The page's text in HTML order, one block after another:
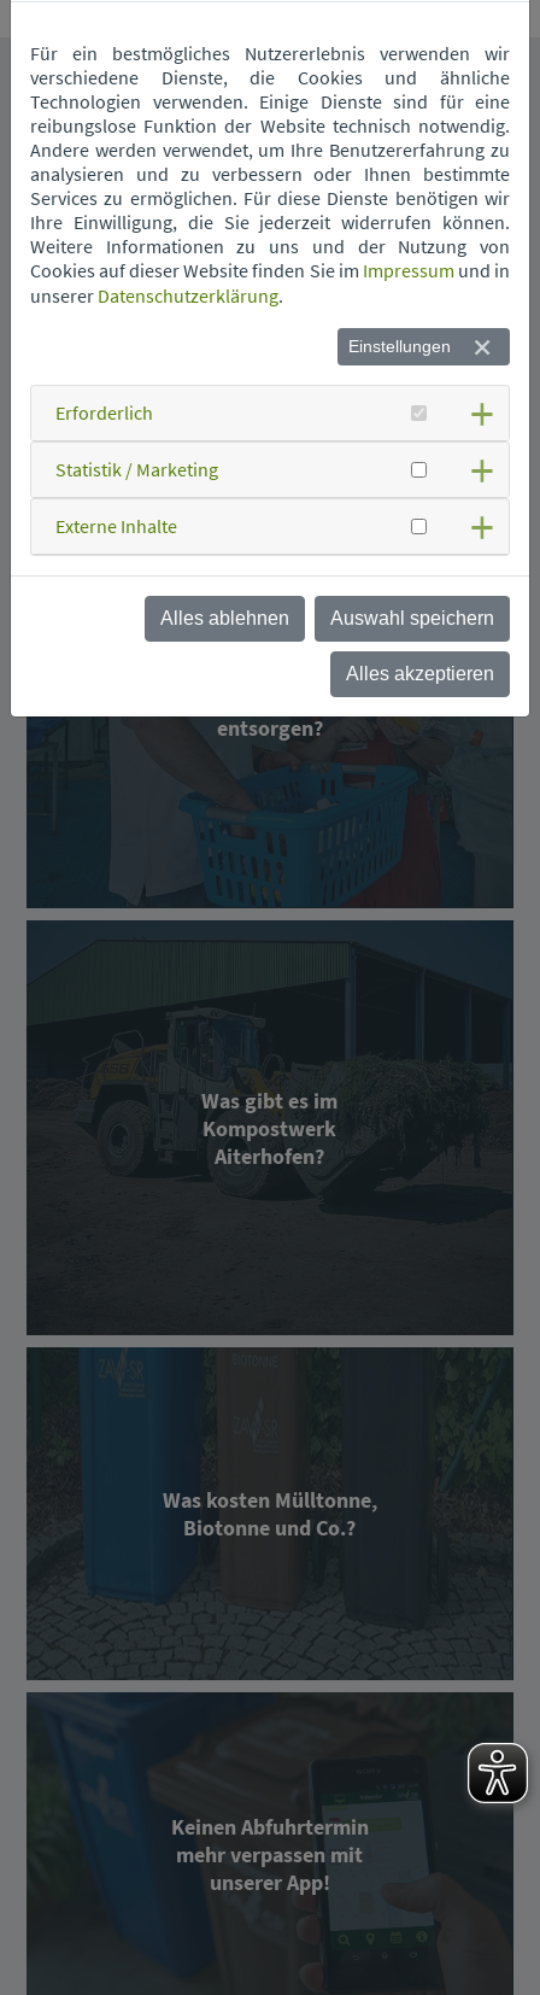
Das könnte Sie auch interessieren.
Wann kommt die
Was kann ich wo
entsorgen?
Was gibt es im
Kompostwerk
Aiterhofen?
Was kosten Mülltonne,
Biotonne und Co.?
Keinen Abfuhrtermin
mehr verpassen mit
unserer App!
Für ein bestmögliches Nutzererlebnis verwenden wir
verschiedene Dienste, die Cookies und ähnliche
Technologien verwenden. Einige Dienste sind für eine
reibungslose Funktion der Website technisch notwendig.
Andere werden verwendet, um Ihre Benutzererfahrung zu
analysieren und zu verbessern oder Ihnen bestimmte
Services zu ermöglichen. Für diese Dienste benötigen wir
Ihre Einwilligung, die Sie jederzeit widerrufen können.
Weitere Informationen zu uns und der Nutzung von
Cookies auf dieser Website finden Sie im Impressum und in
unserer Datenschutzerklärung.
Einstellungen
Erforderlich
Statistik / Marketing
Externe Inhalte
Alles ablehnen Auswahl speichern
Alles akzeptieren